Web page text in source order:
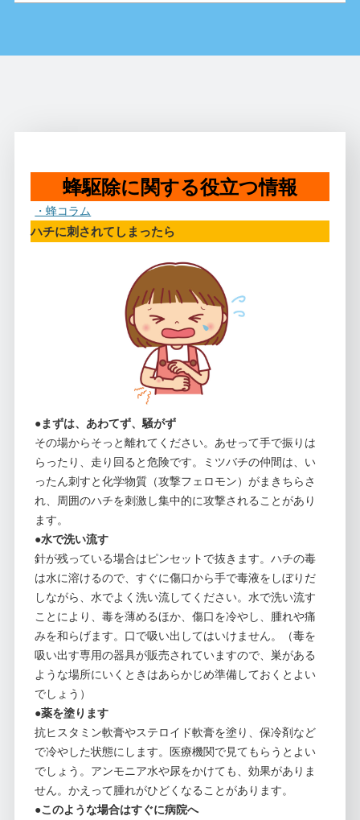
蜂駆除に関する役立つ情報
・蜂コラム
ハチに刺されてしまったら
●まずは、あわてず、騒がず
その場からそっと離れてください。あせって手で振りは
らったり、走り回ると危険です。ミツバチの仲間は、い
ったん刺すと化学物質（攻撃フェロモン）がまきちらさ
れ、周囲のハチを刺激し集中的に攻撃されることがあり
ます。
●水で洗い流す
針が残っている場合はピンセットで抜きます。ハチの毒
は水に溶けるので、すぐに傷口から手で毒液をしぼりだ
しながら、水でよく洗い流してください。水で洗い流す
ことにより、毒を薄めるほか、傷口を冷やし、腫れや痛
みを和らげます。口で吸い出してはいけません。（毒を
吸い出す専用の器具が販売されていますので、巣がある
ような場所にいくときはあらかじめ準備しておくとよい
でしょう）
●薬を塗ります
抗ヒスタミン軟膏やステロイド軟膏を塗り、保冷剤など
で冷やした状態にします。医療機関で見てもらうとよい
でしょう。アンモニア水や尿をかけても、効果がありま
せん。かえって腫れがひどくなることがあります。
●このような場合はすぐに病院へ